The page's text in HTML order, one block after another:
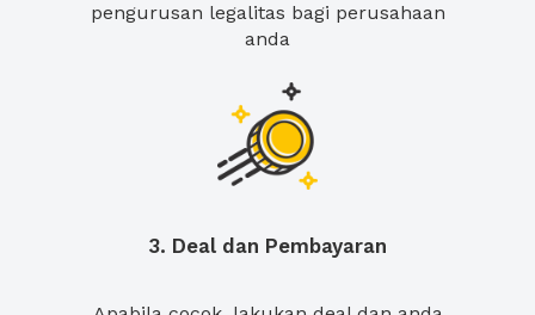
pengurusan legalitas bagi perusahaan
anda
3. Deal dan Pembayaran